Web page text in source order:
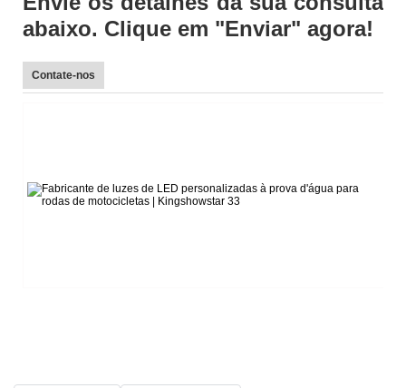
abaixo. Clique em "Enviar" agora!
Contate-nos